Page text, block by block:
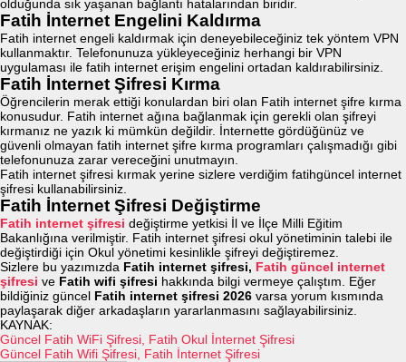
olduğunda sık yaşanan bağlantı hatalarından biridir.
Fatih İnternet Engelini Kaldırma
Fatih internet engeli kaldırmak için deneyebileceğiniz tek yöntem VPN
kullanmaktır. Telefonunuza yükleyeceğiniz herhangi bir VPN
uygulaması ile fatih internet erişim engelini ortadan kaldırabilirsiniz.
Fatih İnternet Şifresi Kırma
Öğrencilerin merak ettiği konulardan biri olan Fatih internet şifre kırma
konusudur. Fatih internet ağına bağlanmak için gerekli olan şifreyi
kırmanız ne yazık ki mümkün değildir. İnternette gördüğünüz ve
güvenli olmayan fatih internet şifre kırma programları çalışmadığı gibi
telefonunuza zarar vereceğini unutmayın.
Fatih internet şifresi kırmak yerine sizlere verdiğim fatihgüncel internet
şifresi kullanabilirsiniz.
Fatih İnternet Şifresi Değiştirme
Fatih internet şifresi değiştirme yetkisi İl ve İlçe Milli Eğitim
Bakanlığına verilmiştir. Fatih internet şifresi okul yönetiminin talebi ile
değiştirdiği için Okul yönetimi kesinlikle şifreyi değiştiremez.
Sizlere bu yazımızda Fatih internet şifresi, Fatih güncel internet
şifresi ve Fatih wifi şifresi hakkında bilgi vermeye çalıştım. Eğer
bildiğiniz güncel Fatih internet şifresi 2026 varsa yorum kısmında
paylaşarak diğer arkadaşların yararlanmasını sağlayabilirsiniz.
KAYNAK:
Güncel Fatih WiFi Şifresi, Fatih Okul İnternet Şifresi
Güncel Fatih Wifi Şifresi, Fatih İnternet Şifresi